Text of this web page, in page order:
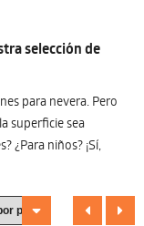
selección de
para nevera. Pero
superficie sea
¿Para niños? ¡Sí,